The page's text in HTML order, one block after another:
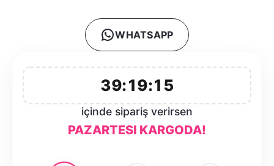
WHATSAPP
39:19:15
içinde sipariş verirsen
PAZARTESI KARGODA!